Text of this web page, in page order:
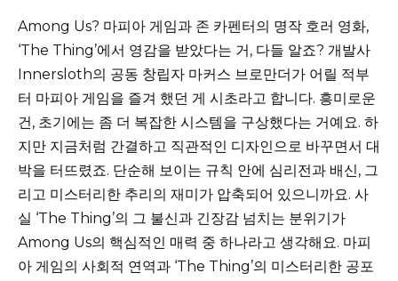
Among Us? 마피아 게임과 존 카펜터의 명작 호러 영화,
‘The Thing’에서 영감을 받았다는 거, 다들 알죠? 개발사
Innersloth의 공동 창립자 마커스 브로만더가 어릴 적부
터 마피아 게임을 즐겨 했던 게 시초라고 합니다. 흥미로운
건, 초기에는 좀 더 복잡한 시스템을 구상했다는 거예요. 하
지만 지금처럼 간결하고 직관적인 디자인으로 바꾸면서 대
박을 터뜨렸죠. 단순해 보이는 규칙 안에 심리전과 배신, 그
리고 미스터리한 추리의 재미가 압축되어 있으니까요. 사
실 ‘The Thing’의 그 불신과 긴장감 넘치는 분위기가
Among Us의 핵심적인 매력 중 하나라고 생각해요. 마피
아 게임의 사회적 연역과 ‘The Thing’의 미스터리한 공포